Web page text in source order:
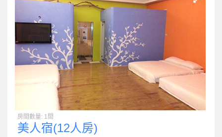
房間數量: 1間
美人宿(12人房)